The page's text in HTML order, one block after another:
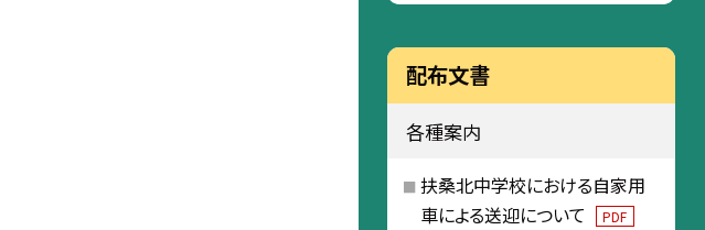
配布文書
各種案内
扶桑北中学校における自家用
車による送迎について
PDF